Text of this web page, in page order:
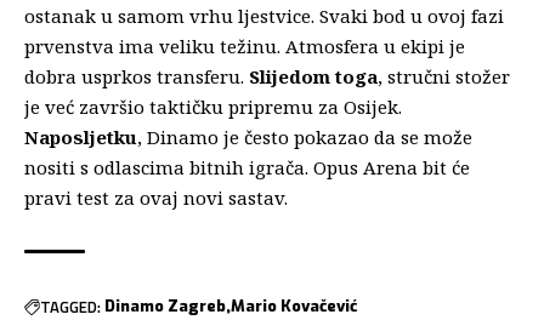
ostanak u samom vrhu ljestvice. Svaki bod u ovoj fazi
prvenstva ima veliku težinu. Atmosfera u ekipi je
dobra usprkos transferu. Slijedom toga, stručni stožer
je već završio taktičku pripremu za Osijek.
Naposljetku, Dinamo je često pokazao da se može
nositi s odlascima bitnih igrača. Opus Arena bit će
pravi test za ovaj novi sastav.
TAGGED: Dinamo Zagreb Mario Kovačević